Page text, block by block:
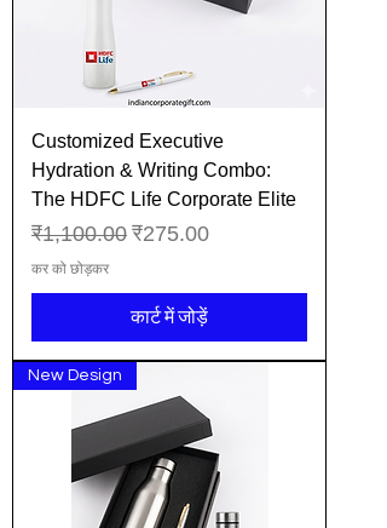
Customized Executive
Hydration & Writing Combo:
The HDFC Life Corporate Elite
नियमित मूल्य
₹1,100.00 बिक्री मूल्य
₹275.00
कर को छोड़कर
कार्ट में जोड़ें
New Design